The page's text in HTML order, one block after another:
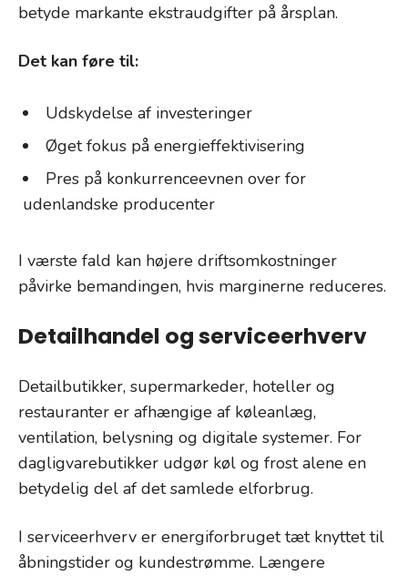
betyde markante ekstraudgifter på årsplan.
Det kan føre til:
Udskydelse af investeringer
Øget fokus på energieffektivisering
Pres på konkurrenceevnen over for
udenlandske producenter
I værste fald kan højere driftsomkostninger
påvirke bemandingen, hvis marginerne reduceres.
Detailhandel og serviceerhverv
Detailbutikker, supermarkeder, hoteller og
restauranter er afhængige af køleanlæg,
ventilation, belysning og digitale systemer. For
dagligvarebutikker udgør køl og frost alene en
betydelig del af det samlede elforbrug.
I serviceerhverv er energiforbruget tæt knyttet til
åbningstider og kundestrømme. Længere